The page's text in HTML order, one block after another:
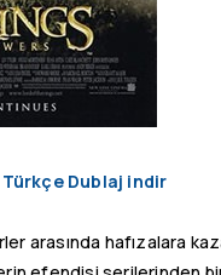
Dublaj indir
arasında hafızalara